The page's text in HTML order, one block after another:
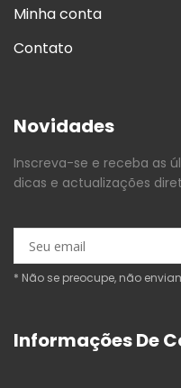
Minha conta
Contato
Novidades
Inscreva-se e receba as
dicas e actualizações
* Não se preocupe, não
Informações De